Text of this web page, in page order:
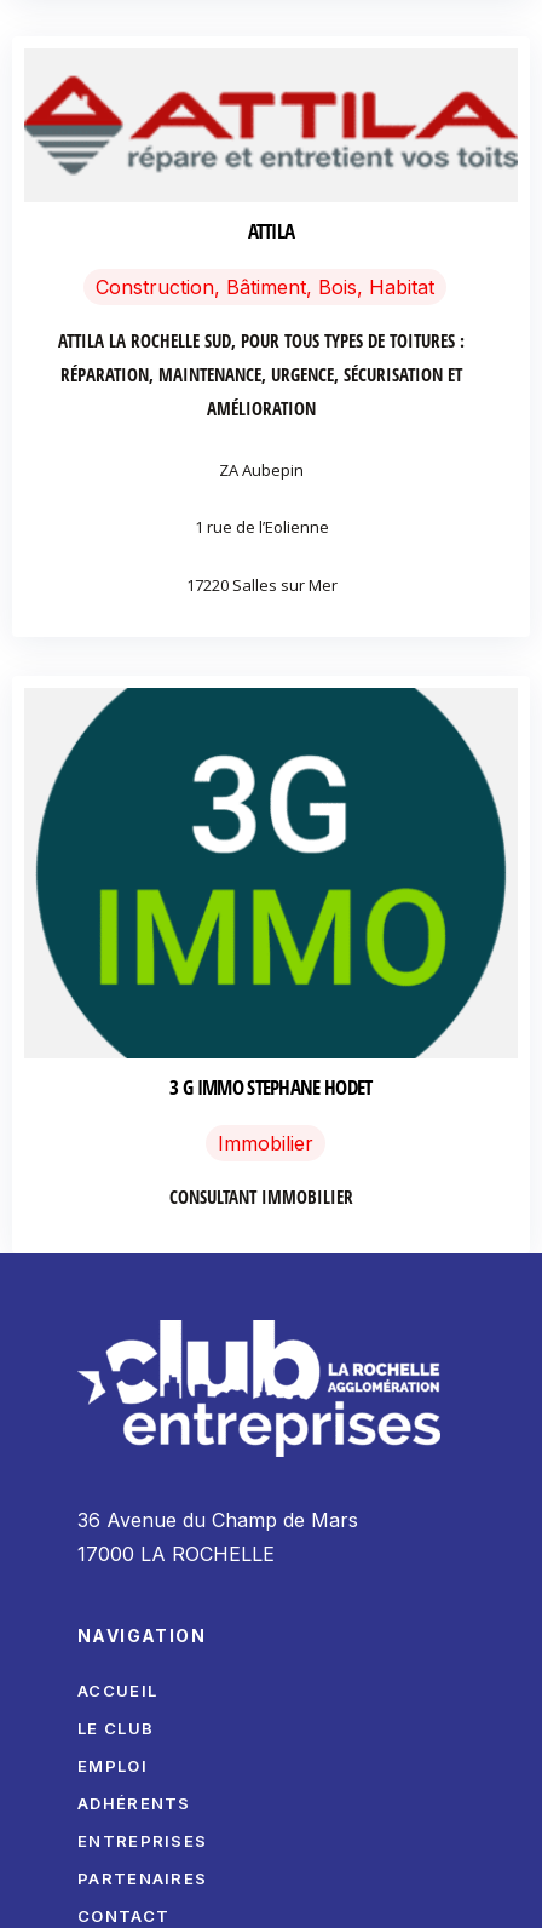
ATTILA
Construction, Bâtiment, Bois, Habitat
ATTILA LA ROCHELLE SUD, POUR TOUS TYPES DE TOITURES :
RÉPARATION, MAINTENANCE, URGENCE, SÉCURISATION ET
AMÉLIORATION
ZA Aubepin
1 rue de l’Eolienne
17220 Salles sur Mer
3 G IMMO STEPHANE HODET
Immobilier
CONSULTANT IMMOBILIER
36 Avenue du Champ de Mars
17000 LA ROCHELLE
NAVIGATION
ACCUEIL
LE CLUB
EMPLOI
ADHÉRENTS
ENTREPRISES
PARTENAIRES
CONTACT